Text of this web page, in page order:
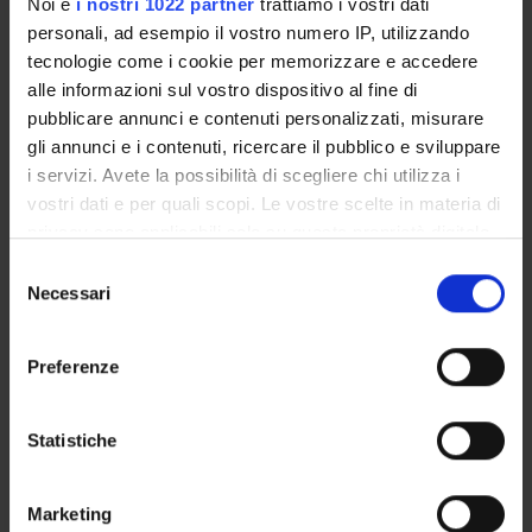
Noi e i nostri 1022 partner trattiamo i vostri dati
personali, ad esempio il vostro numero IP, utilizzando
tecnologie come i cookie per memorizzare e accedere
alle informazioni sul vostro dispositivo al fine di
pubblicare annunci e contenuti personalizzati, misurare
gli annunci e i contenuti, ricercare il pubblico e sviluppare
i servizi. Avete la possibilità di scegliere chi utilizza i
vostri dati e per quali scopi. Le vostre scelte in materia di
modificare o revocare il proprio consenso in qualsiasi
momento dalla Dichiarazione sui cookie o facendo clic
raccogliere informazioni sulla tua posizione
geografica, con un'approssimazione di qualche
Identificare il tuo dispositivo, scansionandolo
delNecessari
Preferenze
Statistiche
Marketing
Referente esterno
Data pubblicazione
1 aprile 2019
Persone
Calendario